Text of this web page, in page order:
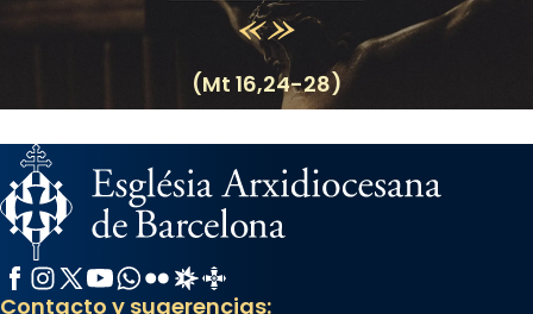
(Mt 16,24-28)
Facebook
Instagram
X / Twitter
YouTube
WhatsApp
FlickrRadio Estel
Catalunya Cristiana
Contacto y sugerencias: